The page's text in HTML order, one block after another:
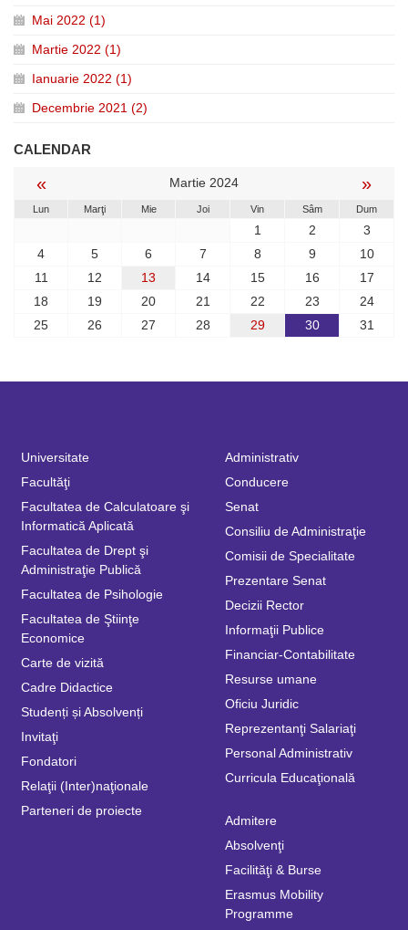
Mai 2022 (1)
Martie 2022 (1)
Ianuarie 2022 (1)
Decembrie 2021 (2)
CALENDAR
« Martie 2024 »
Lun Marţi Mie Joi Vin Sâm Dum
1 2
3
4
5 6 7 8 9
10
11
12 13 14 15 16
17
18
19 20 21 22 23
24
25
26 27 28 29 30 31
Universitate
Facultăţi
Facultatea de Calculatoare şi
Informatică Aplicată
Facultatea de Drept şi
Administraţie Publică
Facultatea de Psihologie
Facultatea de Ştiinţe
Economice
Carte de vizită
Cadre Didactice
Studenți și Absolvenți
Invitaţi
Fondatori
Relaţii (Inter)naţionale
Parteneri de proiecte
Administrativ
Conducere
Senat
Consiliu de Administraţie
Comisii de Specialitate
Prezentare Senat
Decizii Rector
Informaţii Publice
Financiar-Contabilitate
Resurse umane
Oficiu Juridic
Reprezentanţi Salariaţi
Personal Administrativ
Curricula Educaţională
Admitere
Absolvenţi
Facilităţi & Burse
Erasmus Mobility
Programme